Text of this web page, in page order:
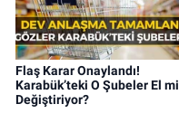
Flaş Karar Onaylandı!
Karabük’teki O Şubeler El mi
Değiştiriyor?